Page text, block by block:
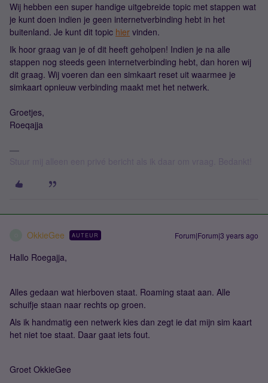
Wij hebben een super handige uitgebreide topic met stappen wat
je kunt doen indien je geen internetverbinding hebt in het
buitenland. Je kunt dit topic hier vinden.
Ik hoor graag van je of dit heeft geholpen! Indien je na alle
stappen nog steeds geen internetverbinding hebt, dan horen wij
dit graag. Wij voeren dan een simkaart reset uit waarmee je
simkaart opnieuw verbinding maakt met het netwerk.
Groetjes,
Roeqajja
OkkieGee AUTEUR Forum|Forum|3 years ago
Hallo Roegajja,
Alles gedaan wat hierboven staat. Roaming staat aan. Alle
schuifje staan naar rechts op groen.
Als ik handmatig een netwerk kies dan zegt ie dat mijn sim kaart
het niet toe staat. Daar gaat iets fout.
Groet OkkieGee